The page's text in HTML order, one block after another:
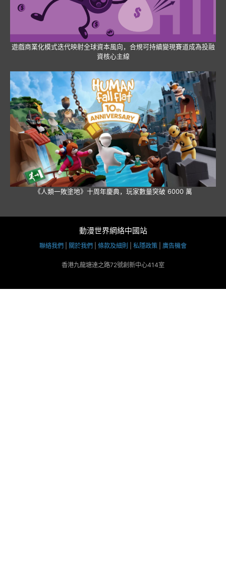
遊戲商業化模式迭代映射全球資本風向，合規可持續變現賽道成為投融
資核心主線
《人類一敗塗地》十周年慶典，玩家數量突破 6000 萬
動漫世界網絡中國站
聯絡我們 關於我們 條款及細則 私隱政策 廣告機會
香港九龍塘達之路72號創新中心414室